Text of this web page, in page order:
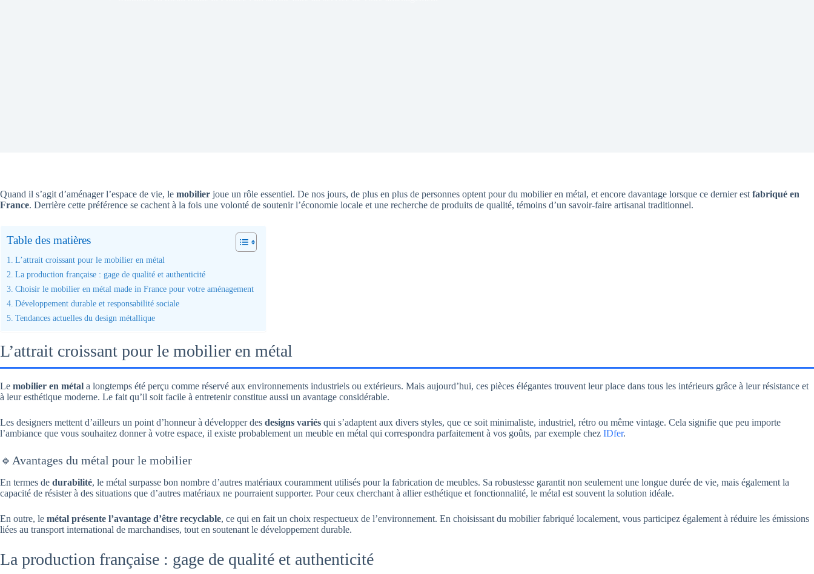
Quand il s’agit d’aménager l’espace de vie, le mobilier joue un rôle essentiel. De nos jours, de plus en plus de personnes optent pour du mobilier en métal, et encore davantage lorsque ce dernier est fabriqué en
France. Derrière cette préférence se cachent à la fois une volonté de soutenir l’économie locale et une recherche de produits de qualité, témoins d’un savoir-faire artisanal traditionnel.
Table des matières
L’attrait croissant pour le mobilier en métal
La production française : gage de qualité et authenticité
Choisir le mobilier en métal made in France pour votre aménagement
Développement durable et responsabilité sociale
Tendances actuelles du design métallique
L’attrait croissant pour le mobilier en métal
Le mobilier en métal a longtemps été perçu comme réservé aux environnements industriels ou extérieurs. Mais aujourd’hui, ces pièces élégantes trouvent leur place dans tous les intérieurs grâce à leur résistance et
à leur esthétique moderne. Le fait qu’il soit facile à entretenir constitue aussi un avantage considérable.
Les designers mettent d’ailleurs un point d’honneur à développer des designs variés qui s’adaptent aux divers styles, que ce soit minimaliste, industriel, rétro ou même vintage. Cela signifie que peu importe
l’ambiance que vous souhaitez donner à votre espace, il existe probablement un meuble en métal qui correspondra parfaitement à vos goûts, par exemple chez IDfer.
🔹Avantages du métal pour le mobilier
En termes de durabilité, le métal surpasse bon nombre d’autres matériaux couramment utilisés pour la fabrication de meubles. Sa robustesse garantit non seulement une longue durée de vie, mais également la
capacité de résister à des situations que d’autres matériaux ne pourraient supporter. Pour ceux cherchant à allier esthétique et fonctionnalité, le métal est souvent la solution idéale.
En outre, le métal présente l’avantage d’être recyclable, ce qui en fait un choix respectueux de l’environnement. En choisissant du mobilier fabriqué localement, vous participez également à réduire les émissions
liées au transport international de marchandises, tout en soutenant le développement durable.
La production française : gage de qualité et authenticité